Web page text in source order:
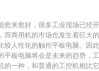
愈来愈好，很多工业现场已经
而商用机的市场也发生着巨大
较人性化的触控平板电脑。因
平板电脑将会是未来的趋势，
的一种，和普通的工控机相比